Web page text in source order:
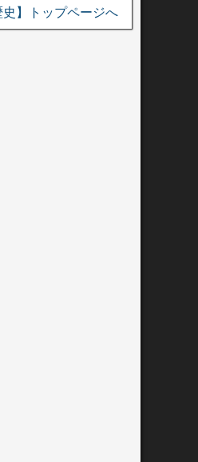
】トップページへ